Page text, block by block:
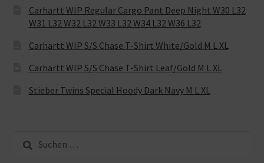
Carhartt WIP Regular Cargo Pant Deep Night W30 L32
W31 L32 W32 L32 W33 L32 W34 L32 W36 L32
Carhartt WIP S/S Chase T-Shirt White/Gold M L XL
Carhartt WIP S/S Chase T-Shirt Leaf/Gold M L XL
Stieber Twins Special Hoody Dark Navy M L XL
Suche
nach: